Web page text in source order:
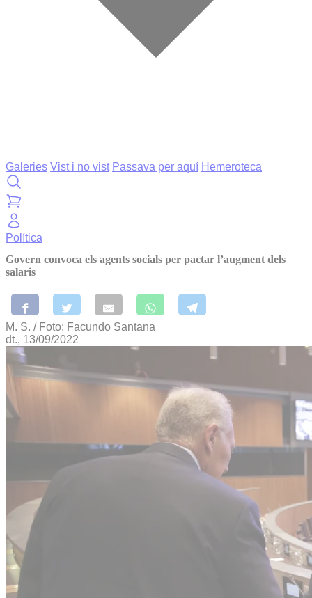
Galeries Vist i no vist Passava per aquí Hemeroteca
Política
Govern convoca els agents socials per pactar l’augment dels
salaris
M. S. / Foto: Facundo Santana
dt., 13/09/2022